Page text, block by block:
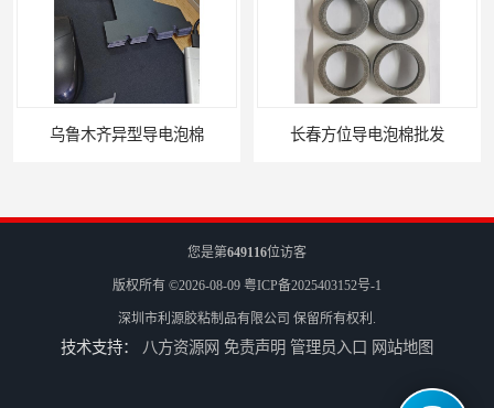
乌鲁木齐异型导电泡棉 长春方位导电泡棉批发
您是第649116位访客
版权所有 ©2026-08-09 粤ICP备2025403152号-1
深圳市利源胶粘制品有限公司 保留所有权利.
技术支持： 八方资源网 免责声明 管理员入口 网站地图